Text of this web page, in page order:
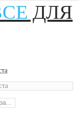
ДЛЯ